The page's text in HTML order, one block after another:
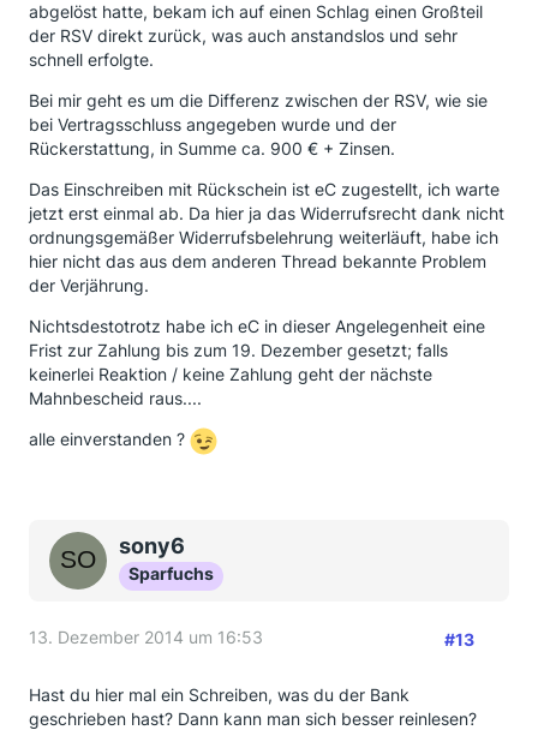
abgelöst hatte, bekam ich auf einen Schlag einen Großteil
der RSV direkt zurück, was auch anstandslos und sehr
schnell erfolgte.
Bei mir geht es um die Differenz zwischen der RSV, wie sie
bei Vertragsschluss angegeben wurde und der
Rückerstattung, in Summe ca. 900 € + Zinsen.
Das Einschreiben mit Rückschein ist eC zugestellt, ich warte
jetzt erst einmal ab. Da hier ja das Widerrufsrecht dank nicht
ordnungsgemäßer Widerrufsbelehrung weiterläuft, habe ich
hier nicht das aus dem anderen Thread bekannte Problem
der Verjährung.
Nichtsdestotrotz habe ich eC in dieser Angelegenheit eine
Frist zur Zahlung bis zum 19. Dezember gesetzt; falls
keinerlei Reaktion / keine Zahlung geht der nächste
Mahnbescheid raus....
alle einverstanden ?
sony6
Sparfuchs
13. Dezember 2014 um 16:53 #13
Hast du hier mal ein Schreiben, was du der Bank
geschrieben hast? Dann kann man sich besser reinlesen?